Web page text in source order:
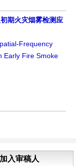
期火灾烟雾检测应
Frequency
Early Fire Smoke
加入审稿人